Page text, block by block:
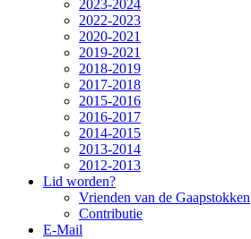
2023-2024
2022-2023
2020-2021
2019-2021
2018-2019
2017-2018
2015-2016
2016-2017
2014-2015
2013-2014
2012-2013
Lid worden?
Vrienden van de Gaapstokken
Contributie
E-Mail